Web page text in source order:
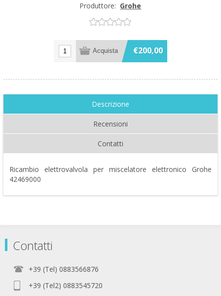
Produttore: Grohe
€200,00
Descrizione
Recensioni
Contatti
Ricambio elettrovalvola per miscelatore elettronico Grohe
42469000
Contatti
+39 (Tel) 0883566876
+39 (Tel2) 0883545720